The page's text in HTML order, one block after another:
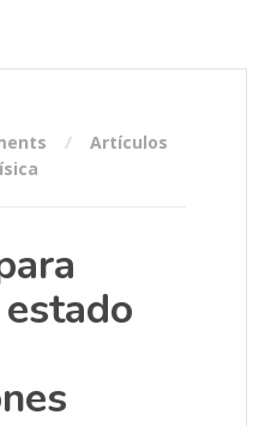
Artículos